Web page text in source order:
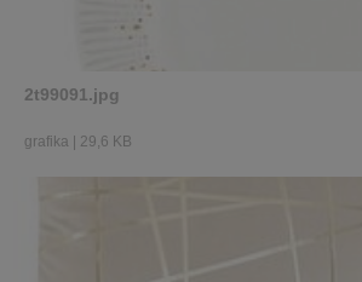
2t99091.jpg
grafika 29,6 KB